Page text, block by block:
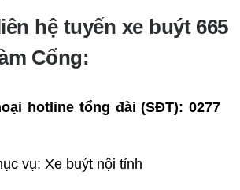
hệ tuyến xe buýt 665
Cống:
hotline tổng đài (SĐT): 0277
vụ: Xe buýt nội tỉnh